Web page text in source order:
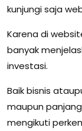
kunjungi saja
Karena di
banyak
investasi.
Baik bisnis
maupun
mengikuti